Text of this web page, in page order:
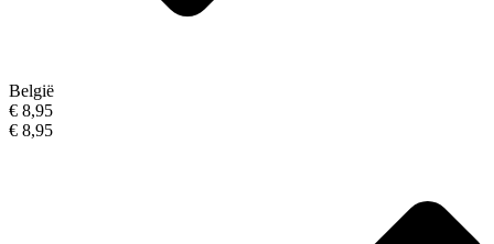
België
€ 8,95
€ 8,95